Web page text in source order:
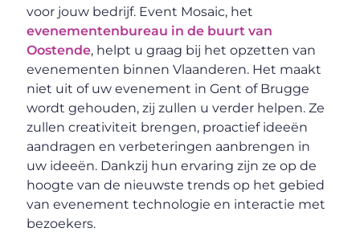
voor jouw bedrijf. Event Mosaic, het
evenementenbureau in de buurt van
Oostende, helpt u graag bij het opzetten van
evenementen binnen Vlaanderen. Het maakt
niet uit of uw evenement in Gent of Brugge
wordt gehouden, zij zullen u verder helpen. Ze
zullen creativiteit brengen, proactief ideeën
aandragen en verbeteringen aanbrengen in
uw ideeën. Dankzij hun ervaring zijn ze op de
hoogte van de nieuwste trends op het gebied
van evenement technologie en interactie met
bezoekers.